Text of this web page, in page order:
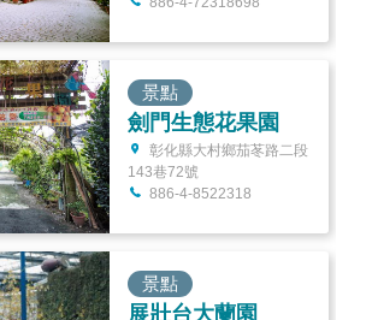
景點
劍門生態花果園
彰化縣大村鄉茄苳路二段
143巷72號
886-4-8522318
景點
展壯台大蘭園